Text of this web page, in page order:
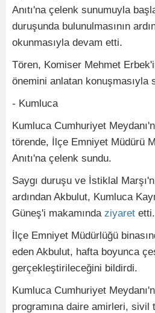
Anıtı'na çelenk sunumuyla
duruşunda bulunulmasının
okunmasıyla devam etti.
Tören, Komiser Mehmet
önemini anlatan konuşmasıyla
- Kumluca
Kumluca Cumhuriyet
törende, İlçe Emniyet Müdürü
Anıtı'na çelenk sundu.
Saygı duruşu ve İstiklal
ardından Akbulut, Kumluca
Güneş'i makamında ziyaret etti.
İlçe Emniyet Müdürlüğü
eden Akbulut, hafta boyunca
gerçekleştirileceğini bildirdi.
Kumluca Cumhuriyet
programına daire amirleri, sivil